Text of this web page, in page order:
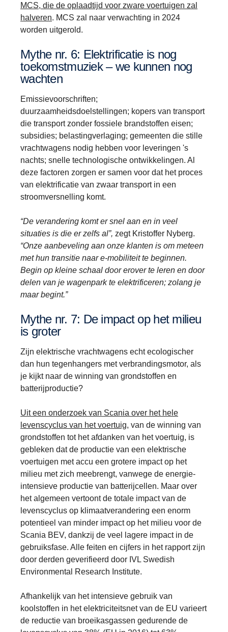
MCS, die de oplaadtijd voor zware voertuigen zal
halveren. MCS zal naar verwachting in 2024
worden uitgerold.
Mythe nr. 6: Elektrificatie is nog
toekomstmuziek – we kunnen nog
wachten
Emissievoorschriften;
duurzaamheidsdoelstellingen; kopers van transport
die transport zonder fossiele brandstoffen eisen;
subsidies; belastingverlaging; gemeenten die stille
vrachtwagens nodig hebben voor leveringen 's
nachts; snelle technologische ontwikkelingen. Al
deze factoren zorgen er samen voor dat het proces
van elektrificatie van zwaar transport in een
stroomversnelling komt.
“De verandering komt er snel aan en in veel
situaties is die er zelfs al”, zegt Kristoffer Nyberg.
“Onze aanbeveling aan onze klanten is om meteen
met hun transitie naar e-mobiliteit te beginnen.
Begin op kleine schaal door erover te leren en door
delen van je wagenpark te elektrificeren; zolang je
maar begint.”
Mythe nr. 7: De impact op het milieu
is groter
Zijn elektrische vrachtwagens echt ecologischer
dan hun tegenhangers met verbrandingsmotor, als
je kijkt naar de winning van grondstoffen en
batterijproductie?
Uit een onderzoek van Scania over het hele
levenscyclus van het voertuig, van de winning van
grondstoffen tot het afdanken van het voertuig, is
gebleken dat de productie van een elektrische
voertuigen met accu een grotere impact op het
milieu met zich meebrengt, vanwege de energie-
intensieve productie van batterijcellen. Maar over
het algemeen vertoont de totale impact van de
levenscyclus op klimaatverandering een enorm
potentieel van minder impact op het milieu voor de
Scania BEV, dankzij de veel lagere impact in de
gebruiksfase. Alle feiten en cijfers in het rapport zijn
door derden geverifieerd door IVL Swedish
Environmental Research Institute.
Afhankelijk van het intensieve gebruik van
koolstoffen in het elektriciteitsnet van de EU varieert
de reductie van broeikasgassen gedurende de